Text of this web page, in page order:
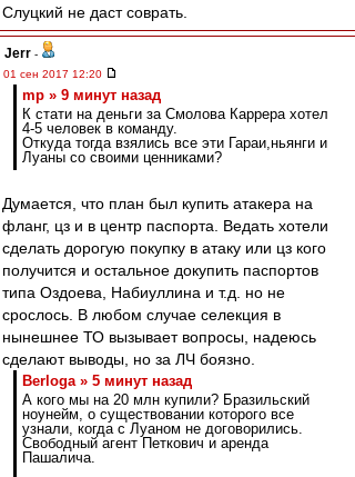
Слуцкий не даст соврать.
Jerr -
01 сен 2017 12:20
mp » 9 минут назад
К стати на деньги за Смолова Каррера хотел
4-5 человек в команду.
Откуда тогда взялись все эти Гараи,ньянги и
Луаны со своими ценниками?
Думается, что план был купить атакера на
фланг, цз и в центр паспорта. Ведать хотели
сделать дорогую покупку в атаку или цз кого
получится и остальное докупить паспортов
типа Оздоева, Набиуллина и т.д. но не
срослось. В любом случае селекция в
нынешнее ТО вызывает вопросы, надеюсь
сделают выводы, но за ЛЧ боязно.
Berloga » 5 минут назад
А кого мы на 20 млн купили? Бразильский
ноунейм, о существовании которого все
узнали, когда с Луаном не договорились.
Свободный агент Петкович и аренда
Пашалича.